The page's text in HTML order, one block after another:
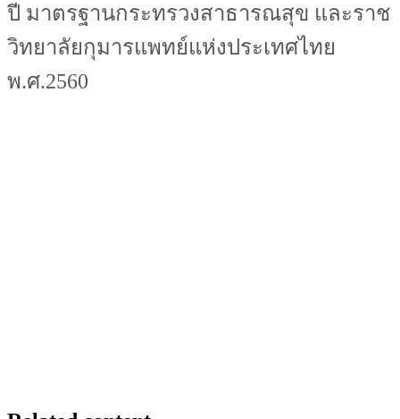
ปี มาตรฐานกระทรวงสาธารณสุข และราช
วิทยาลัยกุมารแพทย์แห่งประเทศไทย
พ.ศ.2560